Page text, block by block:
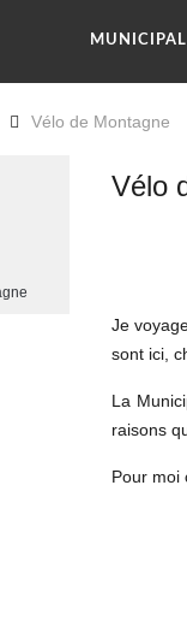
Vélo de Montagne
Vélo
Je
sont ici,
La
raisons
Pour moi